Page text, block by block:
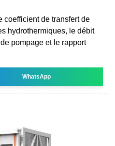
coefficient de transfert de
hydrothermiques, le débit
pompage et le rapport
WhatsApp